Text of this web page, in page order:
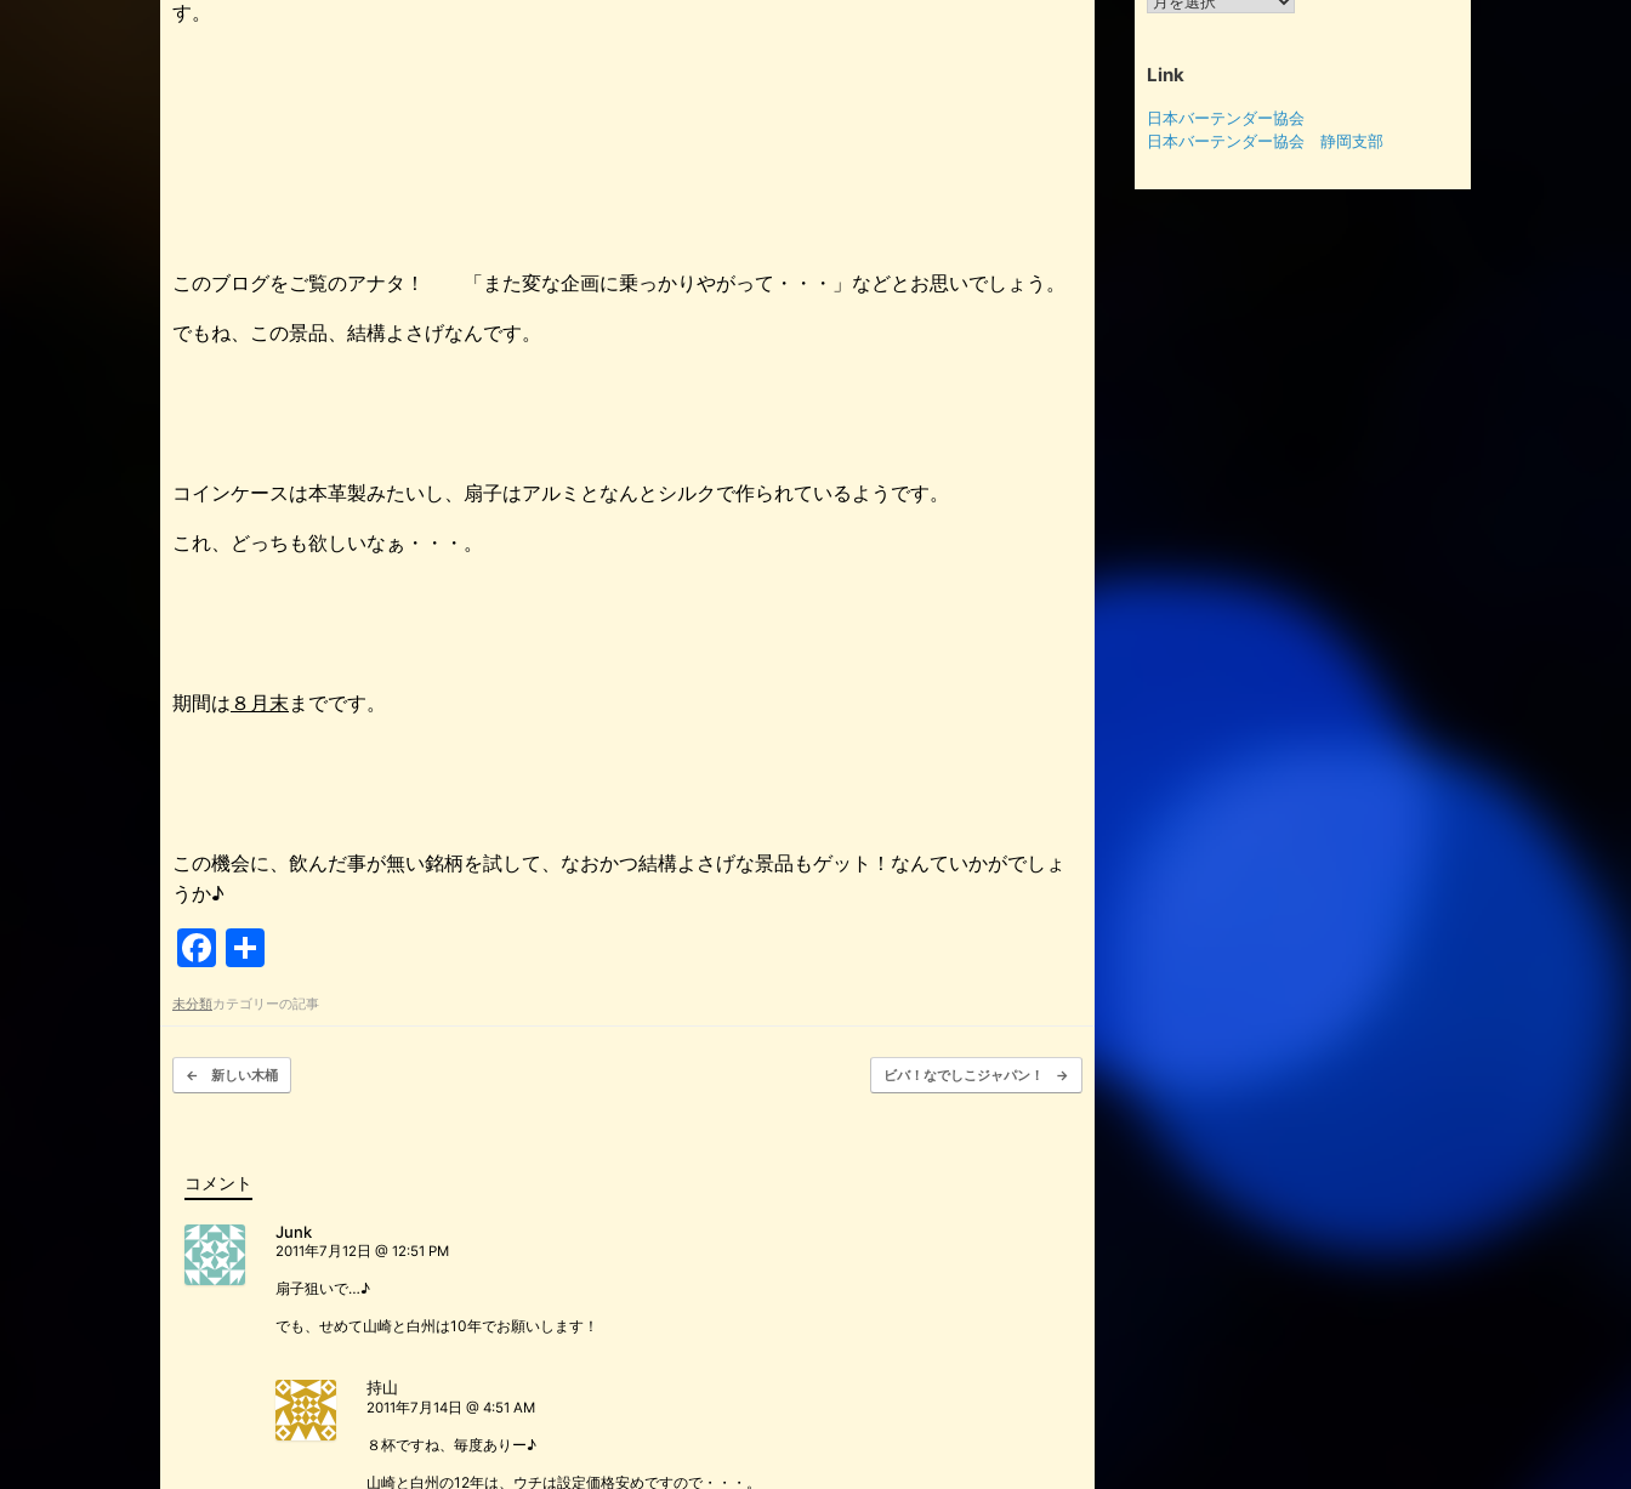
す。
このブログをご覧のアナタ！ 「また変な企画に乗っかりやがって・・・」などとお思いでしょう。
でもね、この景品、結構よさげなんです。
コインケースは本革製みたいし、扇子はアルミとなんとシルクで作られているようです。
これ、どっちも欲しいなぁ・・・。
期間は ８月末 までです。
この機会に、飲んだ事が無い銘柄を試して、なおかつ結構よさげな景品もゲット！なんていかがでしょ
うか♪
F
a
c
e
b
o
k
有
未分類カテゴリーの記事
投稿ナビゲーション
← 新しい木桶 ビバ！なでしこジャパン！ →
コメント
Junk
2011年7月12日 @ 12:51 PM
扇子狙いで…♪
でも、せめて山崎と白州は10年でお願いします！
持山
2011年7月14日 @ 4:51 AM
８杯ですね、毎度ありー♪
山崎と白州の12年は、ウチは設定価格安めですので・・・。
イ
Link
日本バーテンダー協会
日本バーテンダー協会 静岡支部